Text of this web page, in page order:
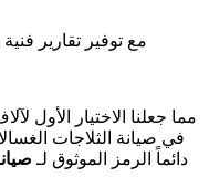
مع توفير تقارير
مما جعلنا الاختيار الأول
في صيانة الثلاجات
دائماً الرمز الموثوق لـ